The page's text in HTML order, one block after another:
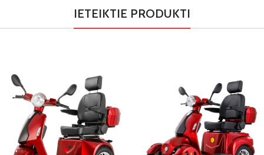
IETEIKTIE PRODUKTI